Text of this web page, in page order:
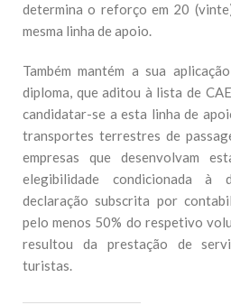
determina o reforço em 20
mesma linha de apoio.
Também mantém a sua
diploma, que aditou à lista de
candidatar-se a esta linha de
transportes terrestres de
empresas que desenvolvam
elegibilidade condicionada à
declaração subscrita por
pelo menos 50% do respetivo
resultou da prestação de
turistas.